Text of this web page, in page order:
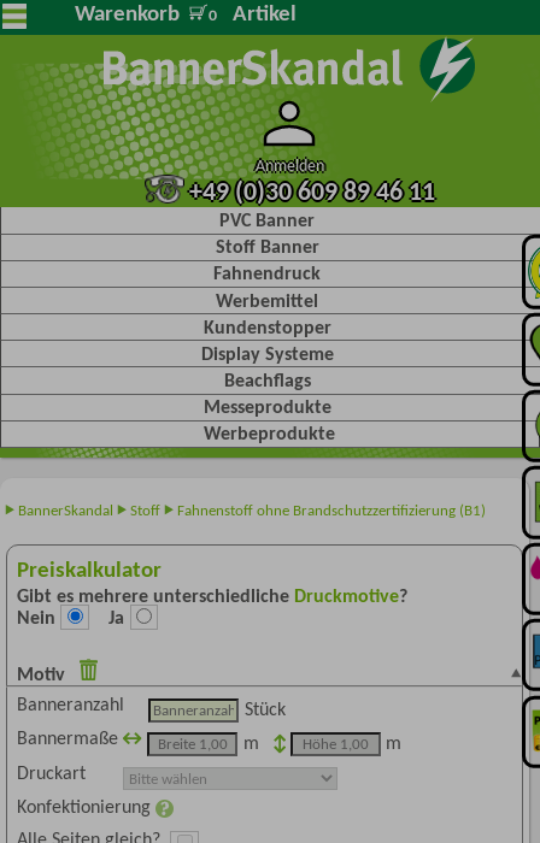
Warenkorb 0 Artikel
Anmelden
+49 (0)30 609 89 46 11
PVC Banner
Stoff Banner
Fahnendruck
Werbemittel
Kundenstopper
Display Systeme
Beachflags
Messeprodukte
Werbeprodukte
BannerSkandal Stoff Fahnenstoff ohne Brandschutzzertifizierung (B1)
Preiskalkulator
Gibt es mehrere unterschiedliche Druckmotive?
Nein
Ja
Motiv
Banneranzahl
Stück
Bannermaße
m
m
Druckart
Konfektionierung